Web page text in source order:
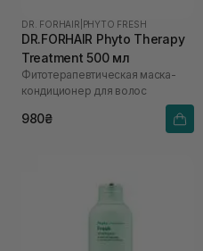
DR. FORHAIR PHYTO FRESH
DR.FORHAIR Phyto Therapy
Treatment 500 мл
Фитотерапевтическая маска-
кондиционер для волос
980₴